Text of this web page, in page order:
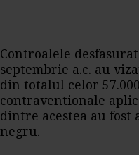
Controalele
septembrie a.c. au
din totalul celor
contraventionale
dintre acestea au fost
negru.